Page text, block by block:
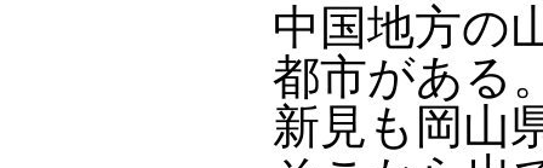
中国地方の
都市がある
新見も岡山